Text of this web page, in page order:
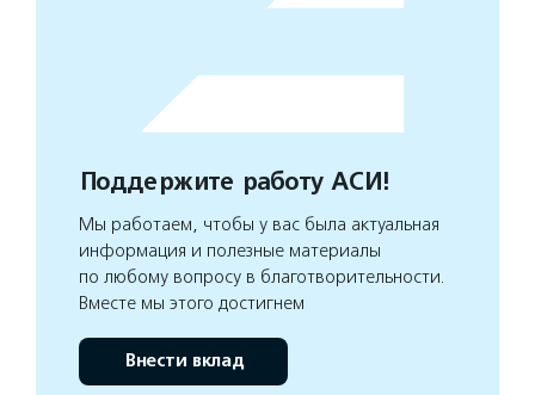
Поддержите работу АСИ!
Мы работаем, чтобы у вас была актуальная
информация и полезные материалы
по любому вопросу в благотворительности.
Вместе мы этого достигнем
Внести вклад